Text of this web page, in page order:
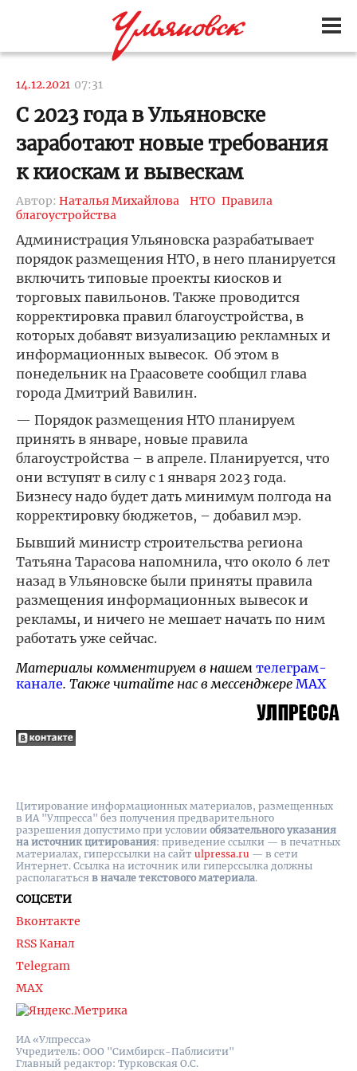
14.12.2021 07:31
С 2023 года в Ульяновске
заработают новые требования
к киоскам и вывескам
Автор: Наталья Михайлова НТО Правила
благоустройства
Администрация Ульяновска разрабатывает
порядок размещения НТО, в него планируется
включить типовые проекты киосков и
торговых павильонов. Также проводится
корректировка правил благоустройства, в
которых добавят визуализацию рекламных и
информационных вывесок. Об этом в
понедельник на Граасовете сообщил глава
города Дмитрий Вавилин.
— Порядок размещения НТО планируем
принять в январе, новые правила
благоустройства – в апреле. Планируется, что
они вступят в силу с 1 января 2023 года.
Бизнесу надо будет дать минимум полгода на
корректировку бюджетов, – добавил мэр.
Бывший министр строительства региона
Татьяна Тарасова напомнила, что около 6 лет
назад в Ульяновске были приняты правила
размещения информационных вывесок и
рекламы, и ничего не мешает начать по ним
работать уже сейчас.
Материалы комментируем в нашем телеграм-
канале. Также читайте нас в мессенджере MAX
ИА «Улпресса»
Учредитель: ООО "Симбирск-Паблисити"
Главный редактор: Турковская О.С.
СОЦСЕТИ
Вконтакте
RSS Канал
Telegram
MAX
Цитирование информационных материалов, размещенных
в ИА "Улпресса" без получения предварительного
разрешения допустимо при условии обязательного указания
на источник цитирования: приведение ссылки — в печатных
материалах, гиперссылки на cайт ulpressa.ru — в сети
Интернет. Ссылка на источник или гиперссылка должны
располагаться в начале текстового материала.